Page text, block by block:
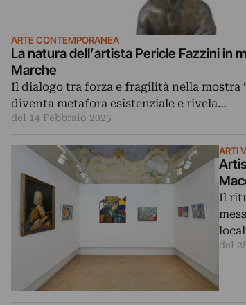
ARTE CONTEMPORANEA
La natura dell’artista Pericle Fazzini in
Marche
Il dialogo tra forza e fragilità nella mostra
diventa metafora esistenziale e rivela…
del 14 Febbraio 2025
ARTI
Il
del